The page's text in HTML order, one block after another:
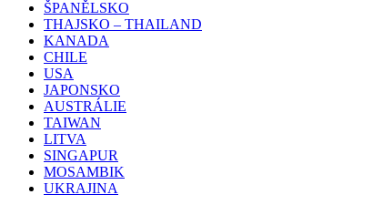
ŠPANĚLSKO
THAJSKO – THAILAND
KANADA
CHILE
USA
JAPONSKO
AUSTRÁLIE
TAIWAN
LITVA
SINGAPUR
MOSAMBIK
UKRAJINA